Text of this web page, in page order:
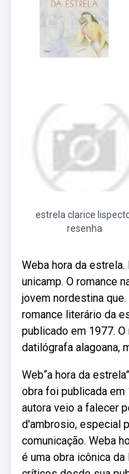
estrela clarice
resenha
Weba hora da
unicamp. O romance
jovem nordestina
romance literário da
publicado em 1977.
datilógrafa alagoana,
Web“a hora da
obra foi publicada em
autora veio a falecer
d'ambrosio, especial
comunicação. Weba
é uma obra icônica